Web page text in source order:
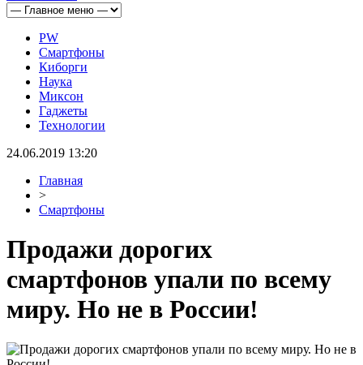
PW
Смартфоны
Киборги
Наука
Миксон
Гаджеты
Технологии
24.06.2019 13:20
Главная
>
Смартфоны
Продажи дорогих
смартфонов упали по всему
миру. Но не в России!